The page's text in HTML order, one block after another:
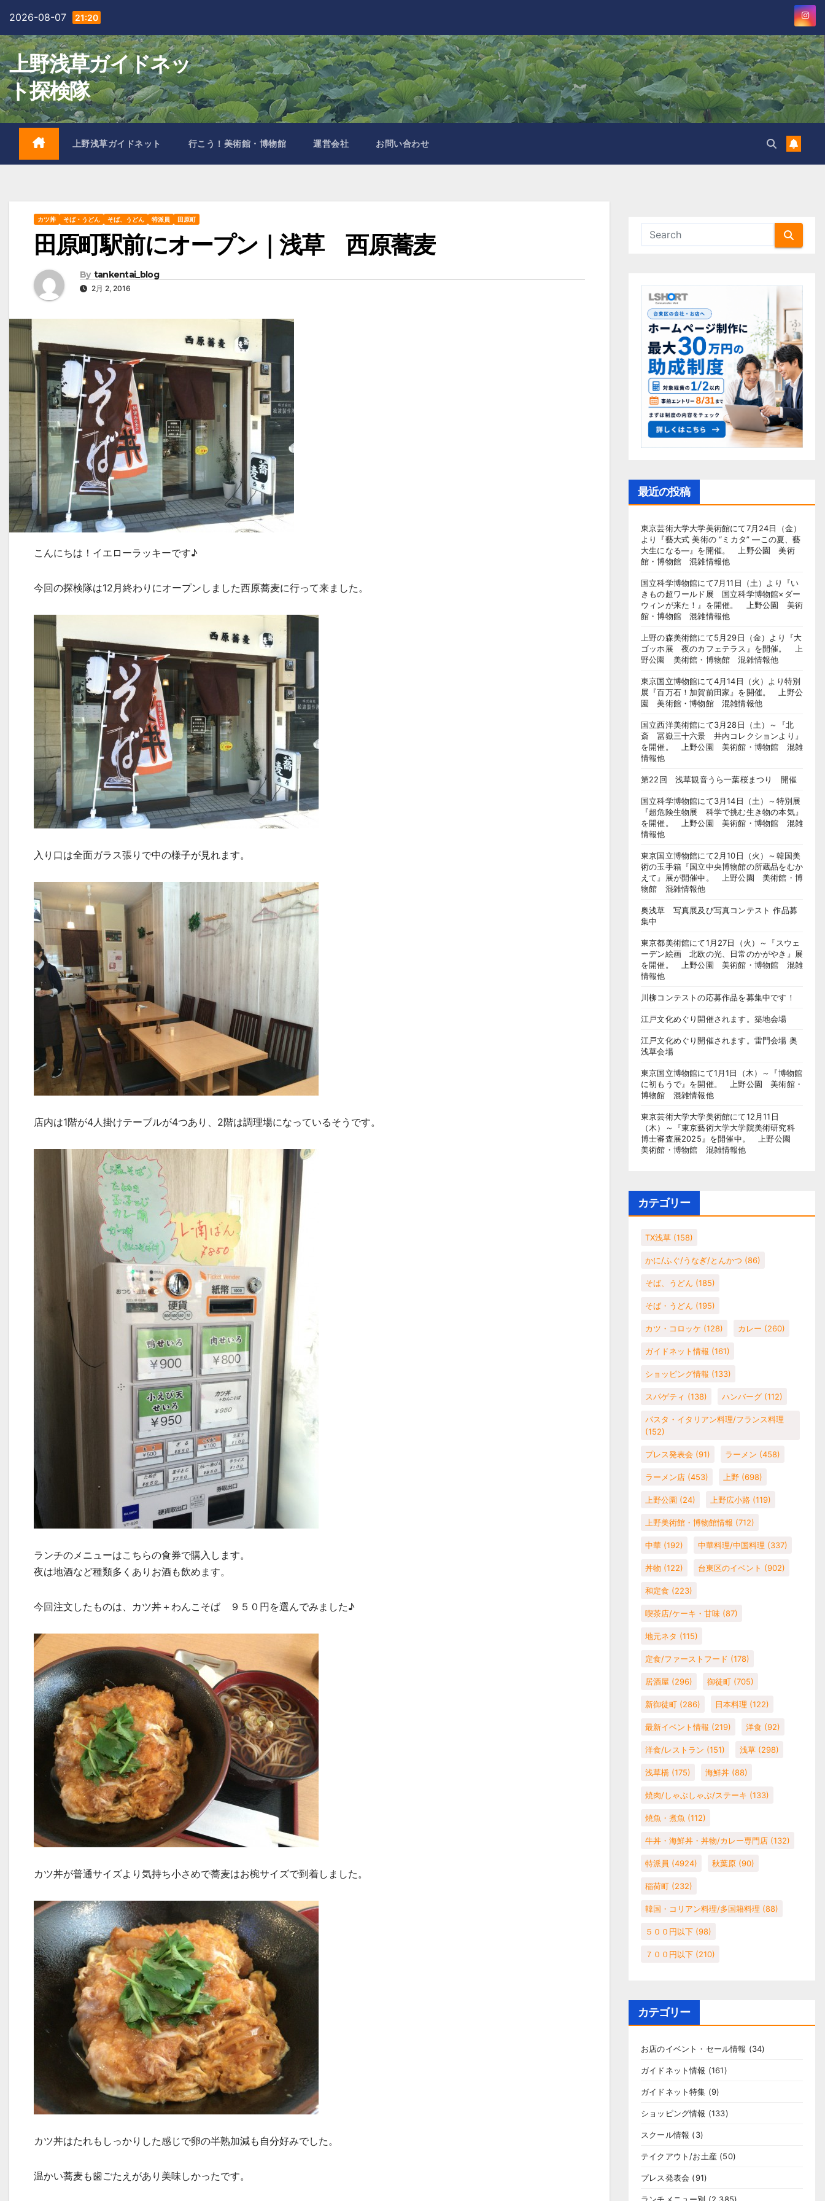
content
2026-08-07 21:20
上野浅草ガイドネッ
ト探検隊
上野浅草ガイドネット 行こう！美術館・博物館 運営会社 お問い合わせ
カツ丼 そば・うどん そば、うどん 特派員 田原町
田原町駅前にオープン｜浅草 西原蕎麦
By tankentai_blog
2月 2, 2016
こんにちは！イエローラッキーです♪
今回の探検隊は12月終わりにオープンしました西原蕎麦に行って来ました。
入り口は全面ガラス張りで中の様子が見れます。
店内は1階が4人掛けテーブルが4つあり、2階は調理場になっているそうです。
ランチのメニューはこちらの食券で購入します。
夜は地酒など種類多くありお酒も飲めます。
今回注文したものは、カツ丼＋わんこそば ９５０円を選んでみました♪
カツ丼が普通サイズより気持ち小さめで蕎麦はお椀サイズで到着しました。
カツ丼はたれもしっかりした感じで卵の半熟加減も自分好みでした。
温かい蕎麦も歯ごたえがあり美味しかったです。
最近の投稿
東京芸術大学大学美術館にて7月24日（金）
より『藝大式 美術の “ミカタ” ―この夏、藝
大生になる―』を開催。 上野公園 美術
館・博物館 混雑情報他
国立科学博物館にて7月11日（土）より『い
きもの超ワールド展 国立科学博物館×ダー
ウィンが来た！』を開催。 上野公園 美術
館・博物館 混雑情報他
上野の森美術館にて5月29日（金）より『大
ゴッホ展 夜のカフェテラス』を開催。 上
野公園 美術館・博物館 混雑情報他
東京国立博物館にて4月14日（火）より特別
展『百万石！加賀前田家』を開催。 上野公
園 美術館・博物館 混雑情報他
国立西洋美術館にて3月28日（土）～『北
斎 冨嶽三十六景 井内コレクションより』
を開催。 上野公園 美術館・博物館 混雑
情報他
第22回 浅草観音うら一葉桜まつり 開催
国立科学博物館にて3月14日（土）～特別展
『超危険生物展 科学で挑む生き物の本気』
を開催。 上野公園 美術館・博物館 混雑
情報他
東京国立博物館にて2月10日（火）～韓国美
術の玉手箱『国立中央博物館の所蔵品をむか
えて』展が開催中。 上野公園 美術館・博
物館 混雑情報他
奥浅草 写真展及び写真コンテスト 作品募
集中
東京都美術館にて1月27日（火）～『スウェ
ーデン絵画 北欧の光、日常のかがやき』展
を開催。 上野公園 美術館・博物館 混雑
情報他
川柳コンテストの応募作品を募集中です！
江戸文化めぐり開催されます。築地会場
江戸文化めぐり開催されます。雷門会場 奥
浅草会場
東京国立博物館にて1月1日（木）～『博物館
に初もうで』を開催。 上野公園 美術館・
博物館 混雑情報他
東京芸術大学大学美術館にて12月11日
（木）～『東京藝術大学大学院美術研究科
博士審査展2025』を開催中。 上野公園
美術館・博物館 混雑情報他
カテゴリー
TX浅草 (158)
かに/ふぐ/うなぎ/とんかつ (86)
そば、うどん (185)
そば・うどん (195)
カツ・コロッケ (128) カレー (260)
ガイドネット情報 (161)
ショッピング情報 (133)
スパゲティ (138) ハンバーグ (112)
パスタ・イタリアン料理/フランス料理
(152)
プレス発表会 (91) ラーメン (458)
ラーメン店 (453) 上野 (698)
上野公園 (24) 上野広小路 (119)
上野美術館・博物館情報 (712)
中華 (192) 中華料理/中国料理 (337)
丼物 (122) 台東区のイベント (902)
和定食 (223)
喫茶店/ケーキ・甘味 (87)
地元ネタ (115)
定食/ファーストフード (178)
居酒屋 (296) 御徒町 (705)
新御徒町 (286) 日本料理 (122)
最新イベント情報 (219) 洋食 (92)
洋食/レストラン (151) 浅草 (298)
浅草橋 (175) 海鮮丼 (88)
焼肉/しゃぶしゃぶ/ステーキ (133)
焼魚・煮魚 (112)
牛丼・海鮮丼・丼物/カレー専門店 (132)
特派員 (4924) 秋葉原 (90)
稲荷町 (232)
韓国・コリアン料理/多国籍料理 (88)
５００円以下 (98)
７００円以下 (210)
カテゴリー
お店のイベント・セール情報 (34)
ガイドネット情報 (161)
ガイドネット特集 (9)
ショッピング情報 (133)
スクール情報 (3)
テイクアウト/お土産 (50)
プレス発表会 (91)